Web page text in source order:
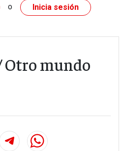
o Inicia sesión
mundo